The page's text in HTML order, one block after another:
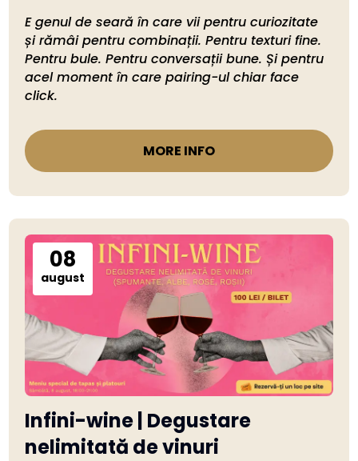
E genul de seară în care vii pentru curiozitate
și rămâi pentru combinații. Pentru texturi fine.
Pentru bule. Pentru conversații bune. Și pentru
acel moment în care pairing-ul chiar face
click.
MORE INFO
08
august
Infini-wine | Degustare
nelimitată de vinuri